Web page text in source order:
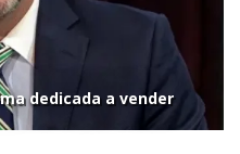
dedicada a vender